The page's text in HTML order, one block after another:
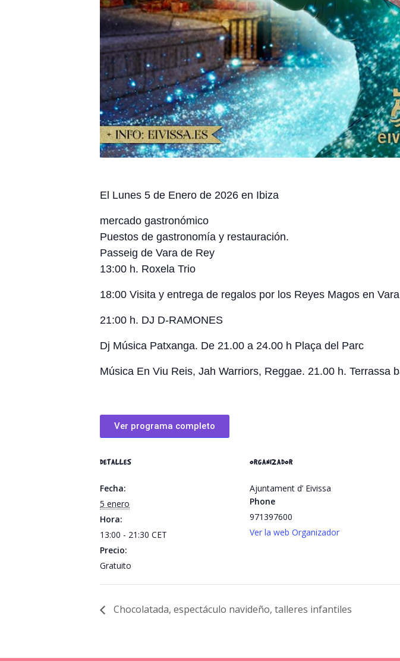
El Lunes 5 de Enero de 2026 en Ibiza
mercado gastronómico
Puestos de gastronomía y restauración.
Passeig de Vara de Rey
13:00 h. Roxela Trio
18:00 Visita y entrega de regalos por los Reyes Magos en
21:00 h. DJ D-RAMONES
Dj Música Patxanga. De 21.00 a 24.00 h Plaça del Parc
Música En Viu Reis, Jah Warriors, Reggae. 21.00 h. Terrassa
Ver programa completo
DETALLES
Fecha:
5 enero
Hora:
13:00 - 21:30 CET
Precio:
Gratuito
ORGANIZADOR
Ajuntament d’ Eivissa
Phone
971397600
Ver la web Organizador
Chocolatada, espectáculo navideño, talleres infantiles